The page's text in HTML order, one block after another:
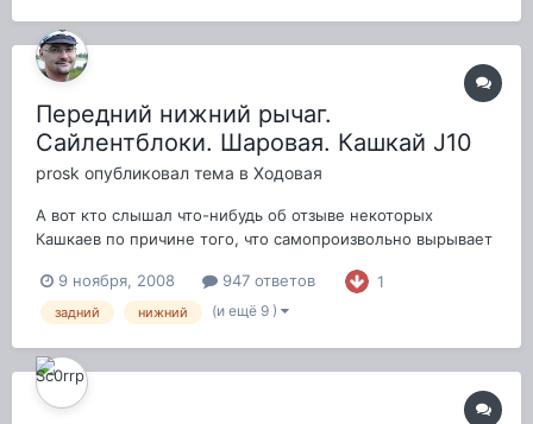
Передний нижний рычаг.
Сайлентблоки. Шаровая. Кашкай J10
prosk опубликовал тема в Ходовая
А вот кто слышал что-нибудь об отзыве некоторых
Кашкаев по причине того, что самопроизвольно вырывает
9 ноября, 2008
947 ответов 1
задний нижний (и ещё 9 )